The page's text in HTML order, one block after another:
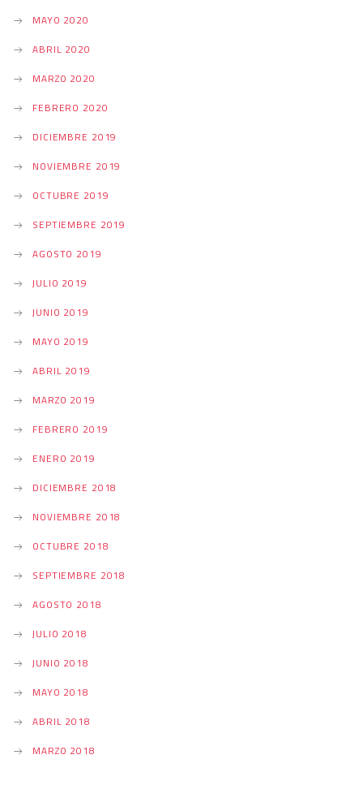
MAYO 2020
ABRIL 2020
MARZO 2020
FEBRERO 2020
DICIEMBRE 2019
NOVIEMBRE 2019
OCTUBRE 2019
SEPTIEMBRE 2019
AGOSTO 2019
JULIO 2019
JUNIO 2019
MAYO 2019
ABRIL 2019
MARZO 2019
FEBRERO 2019
ENERO 2019
DICIEMBRE 2018
NOVIEMBRE 2018
OCTUBRE 2018
SEPTIEMBRE 2018
AGOSTO 2018
JULIO 2018
JUNIO 2018
MAYO 2018
ABRIL 2018
MARZO 2018